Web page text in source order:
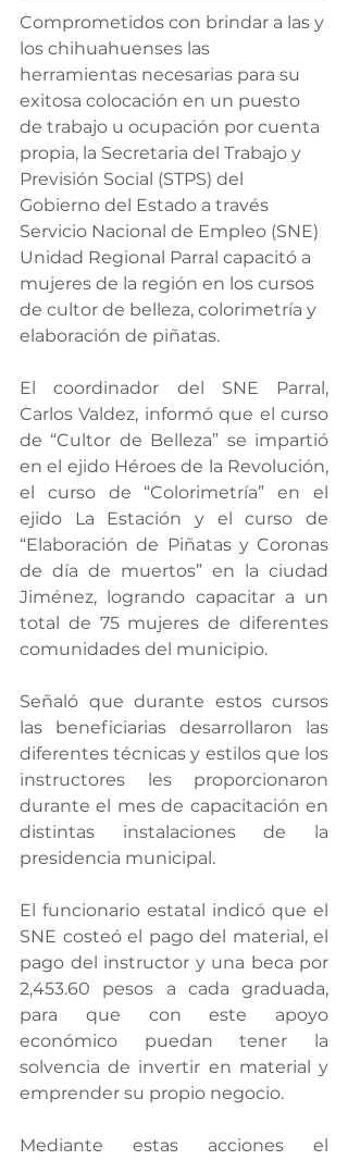
Comprometidos con brindar a las y
los chihuahuenses las
herramientas necesarias para su
exitosa colocación en un puesto
de trabajo u ocupación por cuenta
propia, la Secretaria del Trabajo y
Previsión Social (STPS) del
Gobierno del Estado a través
Servicio Nacional de Empleo (SNE)
Unidad Regional Parral capacitó a
mujeres de la región en los cursos
de cultor de belleza, colorimetría y
elaboración de piñatas.
El coordinador del SNE Parral,
Carlos Valdez, informó que el curso
de “Cultor de Belleza” se impartió
en el ejido Héroes de la Revolución,
el curso de “Colorimetría” en el
ejido La Estación y el curso de
“Elaboración de Piñatas y Coronas
de día de muertos” en la ciudad
Jiménez, logrando capacitar a un
total de 75 mujeres de diferentes
comunidades del municipio.
Señaló que durante estos cursos
las beneficiarias desarrollaron las
diferentes técnicas y estilos que los
instructores les proporcionaron
durante el mes de capacitación en
distintas instalaciones de la
presidencia municipal.
El funcionario estatal indicó que el
SNE costeó el pago del material, el
pago del instructor y una beca por
2,453.60 pesos a cada graduada,
para que con este apoyo
económico puedan tener la
solvencia de invertir en material y
emprender su propio negocio.
Mediante estas acciones el